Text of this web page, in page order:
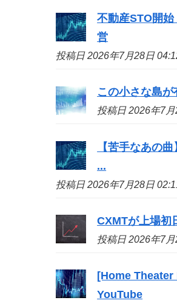
不動産STO開
営
投稿日 2026年7月28日
この小さな島
投稿日 2026年7月
【苦手なあの
...
投稿日 2026年7月28日
CXMTが上場初
投稿日 2026年7月
[Home
YouTube